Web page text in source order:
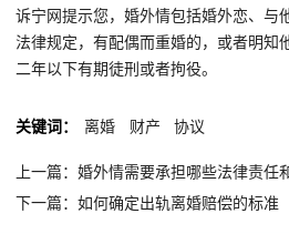
诉宁网提示您，婚外情包括婚外恋、与
法律规定，有配偶而重婚的，或者明知
二年以下有期徒刑或者拘役。
关键词： 离婚 财产 协议
上一篇：婚外情需要承担哪些法律责任
下一篇：如何确定出轨离婚赔偿的标准